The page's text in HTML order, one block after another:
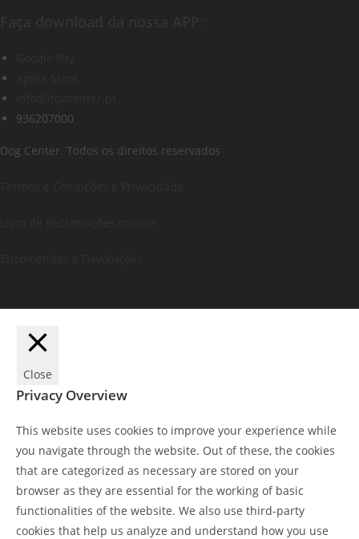
936207000
Dog Center. Todos os direitos reservados
Close
Privacy Overview
This website uses cookies to improve your experience while
you navigate through the website. Out of these, the cookies
that are categorized as necessary are stored on your
browser as they are essential for the working of basic
functionalities of the website. We also use third-party
cookies that help us analyze and understand how you use